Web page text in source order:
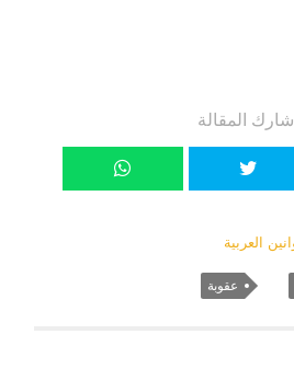
شارك المقالة
العربية
عقوبة